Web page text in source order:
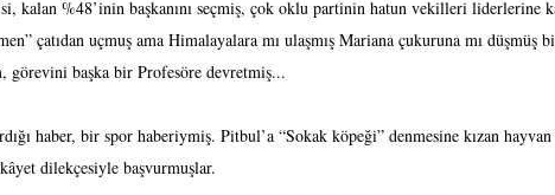
kalan %48’inin başkanını seçmiş, çok oklu partinin hatun vekilleri liderlerine
çatıdan uçmuş ama Himalayalara mı ulaşmış Mariana çukuruna mı düşmüş
görevini başka bir Profesöre devretmiş...
haber, bir spor haberiymiş. Pitbul’a “Sokak köpeği” denmesine kızan
dilekçesiyle başvurmuşlar.